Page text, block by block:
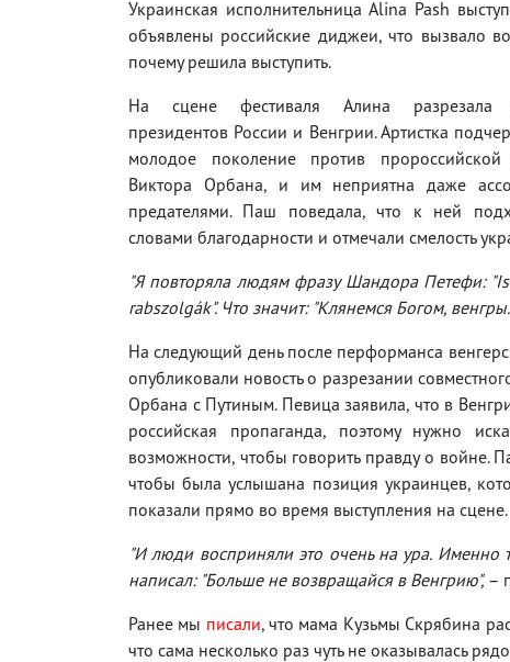
Украинская исполнительница Alina Pash
объявлены российские диджеи, что вызвало
почему решила выступить.
На сцене фестиваля Алина разрезала
президентов России и Венгрии. Артистка
молодое поколение против пророссийской
Виктора Орбана, и им неприятна даже
предателями. Паш поведала, что к ней
словами благодарности и отмечали смелость
"Я повторяла людям фразу Шандора Петефи:
rabszolgák". Что значит: "Клянемся Богом,
На следующий день после перформанса
опубликовали новость о разрезании
Орбана с Путиным. Певица заявила, что в
российская пропаганда, поэтому нужно
возможности, чтобы говорить правду о войне.
чтобы была услышана позиция украинцев,
показали прямо во время выступления на сцене.
"И люди восприняли это очень на ура. Именно
написал: "Больше не возвращайся в Венгрию", –
Ранее мы писали, что мама Кузьмы Скрябина
что сама несколько раз чуть не оказывалась